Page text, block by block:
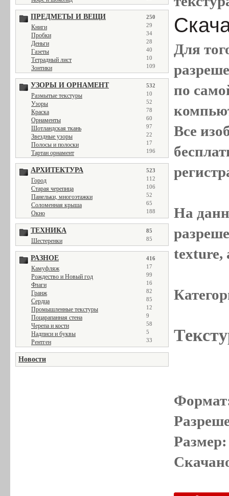
ПРЕДМЕТЫ И ВЕЩИ 250
Книги 29
Пробки 34
Деньги 28
Газеты 40
Тетрадный лист 10
Зонтики 109
УЗОРЫ И ОРНАМЕНТ 532
Размытые текстуры 10
Узоры 52
Краска 78
Орнаменты 60
Шотландская ткань 97
Звездные узоры 22
Полосы и полоски 17
Тартан орнамент 196
АРХИТЕКТУРА 523
Город 112
Старая черепица 106
Панельки, многоэтажки 52
Соломенная крыша 65
Окно 188
ТЕХНИКА 85
Шестеренки 85
РАЗНОЕ 416
Камуфляж 17
Рождество и Новый год 99
Флаги 16
Гранж 82
Сердца 85
Промышленные текстуры 12
Поцарапанная стена 9
Черепа и кости 58
Надписи и буквы 5
Рентген 33
Новости
Для
по
Все
На
texture,